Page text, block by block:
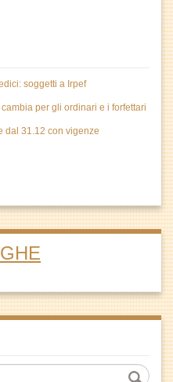
soggetti a Irpef
per gli ordinari e i forfettari
dal 31.12 con vigenze